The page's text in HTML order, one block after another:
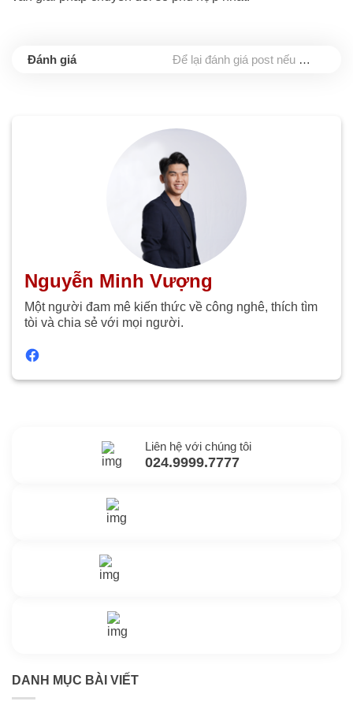
Để lại đánh giá post nếu bạn thấy hữu ích nhé
Nguyễn Minh Vượng
Một người đam mê kiến thức về công nghê, thích tìm
tòi và chia sẻ với mọi người.
Liên hệ với chúng tôi
024.9999.7777
DANH MỤC BÀI VIẾT